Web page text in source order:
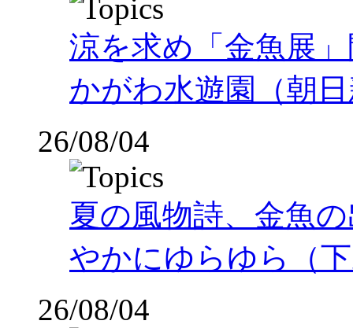
涼を求め「金魚展
かがわ水遊園（朝
26/08/04
夏の風物詩、金魚
やかにゆらゆら（
26/08/04